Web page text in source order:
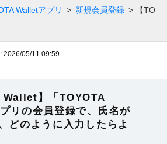
Walletアプリ > 新規会員登録 >
【TO
2026/05/11 09:59
Wallet】「TOYOTA
リの会員登録で、氏名が
どのように入力したらよ